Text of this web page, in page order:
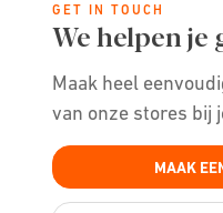
GET IN TOUCH
We helpen je
Maak heel
van onze stores bij
MAAK